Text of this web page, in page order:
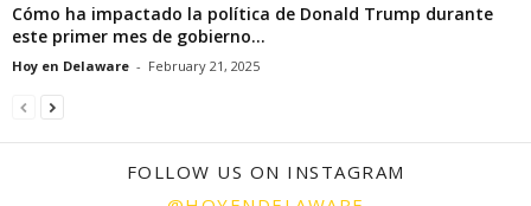
Cómo ha impactado la política de Donald Trump durante
este primer mes de gobierno...
Hoy en Delaware - February 21, 2025
FOLLOW US ON INSTAGRAM